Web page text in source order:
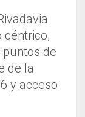
céntrico,
de
de la
y acceso